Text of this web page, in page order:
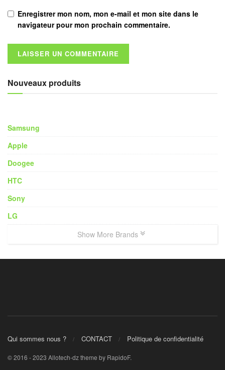
Enregistrer mon nom, mon e-mail et mon site dans le
navigateur pour mon prochain commentaire.
Nouveaux produits
Samsung
Apple
Doogee
HTC
Sony
LG
Show More Brands
Qui sommes nous ? CONTACT Politique de confidentialité
© 2016 - 2023 Allotech-dz theme by RapidoF.